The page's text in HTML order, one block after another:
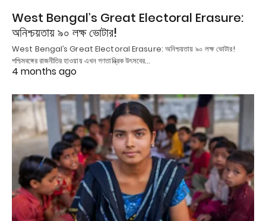
West Bengal’s Great Electoral Erasure:
অনিশ্চয়তায় ৯০ লক্ষ ভোটার!
West Bengal’s Great Electoral Erasure: অনিশ্চয়তায় ৯০ লক্ষ ভোটার!
পশ্চিমবঙ্গের রাজনীতির হাওয়ায় এখন গণতান্ত্রিক উৎসবের…
4 months ago